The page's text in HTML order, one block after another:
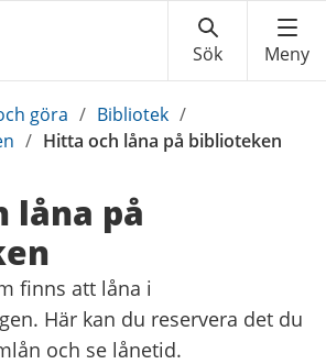
göra / Bibliotek /
/ Hitta och låna på biblioteken
låna på
finns att låna i
Här kan du reservera det du
och se lånetid.